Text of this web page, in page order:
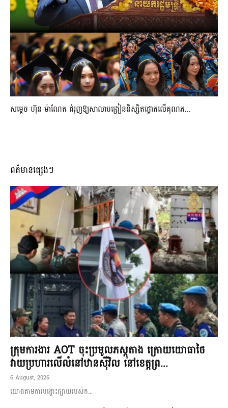
សម្តេច ហ៊ុន ម៉ាណែត ជំរុញឱ្យសាលាបង្រៀននិស្សិតផ្តោតលើគុណភ...
ពត៌មានផ្សេងៗ
ក្រុមការងារ AOT ចុះប្រមូលភស្តុតាង ក្រោយយោធាថៃ
វាយប្រហារលើលំនៅឋានស៊ីវិល នៅខេត្តព្រ...
6 August, 2026
យោងតាមការបង្ហោះផ្សាយរបស់ក...